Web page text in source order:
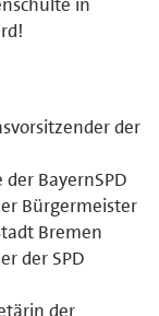
der
der BayernSPD
Bürgermeister
Bremen
der SPD
der